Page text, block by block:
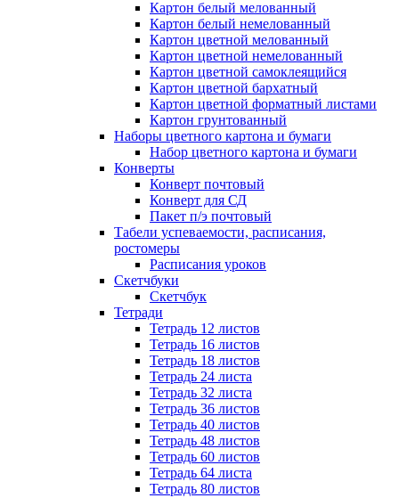
Картон белый мелованный
Картон белый немелованный
Картон цветной мелованный
Картон цветной немелованный
Картон цветной самоклеящийся
Картон цветной бархатный
Картон цветной форматный листами
Картон грунтованный
Наборы цветного картона и бумаги
Набор цветного картона и бумаги
Конверты
Конверт почтовый
Конверт для СД
Пакет п/э почтовый
Табели успеваемости, расписания,
ростомеры
Расписания уроков
Скетчбуки
Скетчбук
Тетради
Тетрадь 12 листов
Тетрадь 16 листов
Тетрадь 18 листов
Тетрадь 24 листа
Тетрадь 32 листа
Тетрадь 36 листов
Тетрадь 40 листов
Тетрадь 48 листов
Тетрадь 60 листов
Тетрадь 64 листа
Тетрадь 80 листов